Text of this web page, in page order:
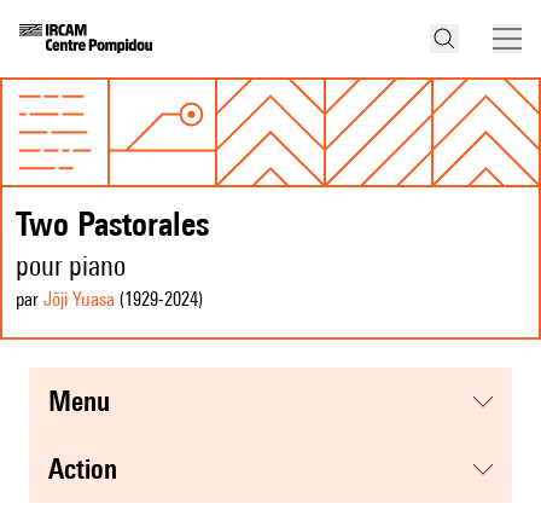
Two Pastorales
pour piano
par Jōji Yuasa (1929-2024)
menu
action